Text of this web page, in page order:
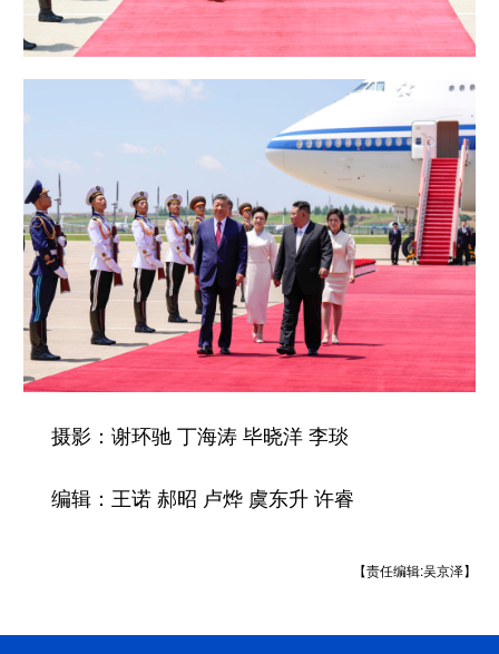
Русский язык 日本語 한국어
Deutsch Português
摄影：谢环驰 丁海涛 毕晓洋 李琰
编辑：王诺 郝昭 卢烨 虞东升 许睿
【责任编辑:吴京泽】